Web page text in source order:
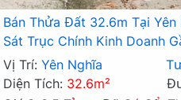
Bán Thửa Đất 32.6m Tại
Sát Trục Chính Kinh Doanh
Rộng
Vị Trí: Yên Nghĩa
Diện Tích: 32.6m²